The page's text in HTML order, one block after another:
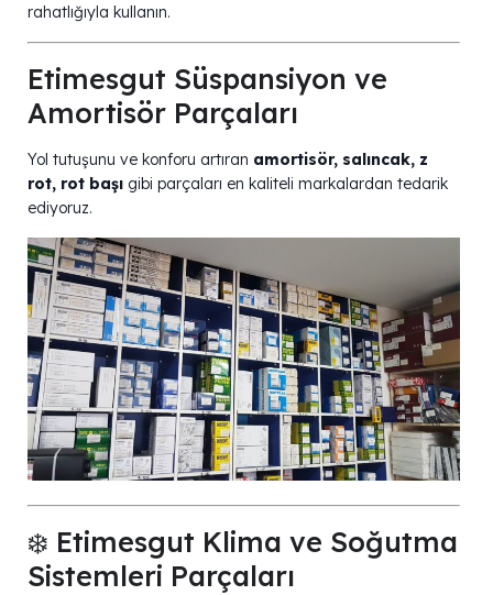
rahatlığıyla kullanın.
Etimesgut Süspansiyon ve
Amortisör Parçaları
Yol tutuşunu ve konforu artıran amortisör, salıncak, z
rot, rot başı gibi parçaları en kaliteli markalardan tedarik
ediyoruz.
❄️ Etimesgut Klima ve Soğutma
Sistemleri Parçaları